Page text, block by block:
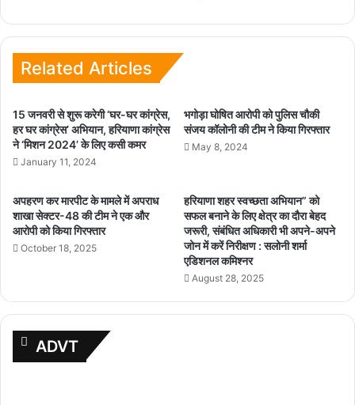
Related Articles
15 जनवरी से शुरू करेगी ‘घर-घर कांग्रेस,
हर घर कांग्रेस’ अभियान, हरियाणा कांग्रेस
ने ‘मिशन 2024’ के लिए कसी कमर
January 11, 2024
भगोड़ा घोषित आरोपी को पुलिस चौकी
संजय कॉलोनी की टीम ने किया गिरफ्तार
May 8, 2024
अपहरण कर मारपीट के मामले में अपराध
शाखा सेक्टर-48 की टीम ने एक और
आरोपी को किया गिरफ्तार
October 18, 2025
हरियाणा शहर स्वच्छता अभियान” को
सफल बनाने के लिए क्षेत्र का दौरा बेहद
जरूरी, संबंधित अधिकारी भी अपने-अपने
जोन में करें निरीक्षण : सलोनी शर्मा
एडिशनल कमिश्नर
August 28, 2025
ADVT